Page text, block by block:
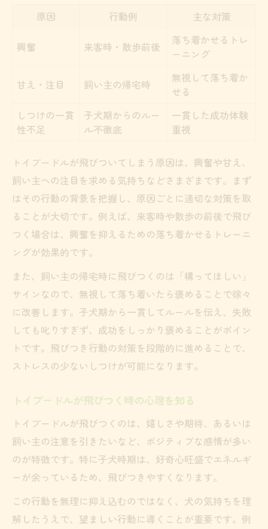
原因 行動例 主な対策
興奮 来客時・散歩前後
落ち着かせるトレ
ーニング
甘え・注目 飼い主の帰宅時
無視して落ち着か
せる
しつけの一貫
性不足
子犬期からのルー
ル不徹底
一貫した成功体験
重視
トイプードルが飛びついてしまう原因は、興奮や甘え、
飼い主への注目を求める気持ちなどさまざまです。まず
はその行動の背景を把握し、原因ごとに適切な対策を取
ることが大切です。例えば、来客時や散歩の前後で飛び
つく場合は、興奮を抑えるための落ち着かせるトレーニ
ングが効果的です。
また、飼い主の帰宅時に飛びつくのは「構ってほしい」
サインなので、無視して落ち着いたら褒めることで徐々
に改善します。子犬期から一貫してルールを伝え、失敗
しても叱りすぎず、成功をしっかり褒めることがポイン
トです。飛びつき行動の対策を段階的に進めることで、
ストレスの少ないしつけが可能になります。
トイプードルが飛びつく時の心理を知る
トイプードルが飛びつくのは、嬉しさや期待、あるいは
飼い主の注意を引きたいなど、ポジティブな感情が多い
のが特徴です。特に子犬時期は、好奇心旺盛でエネルギ
ーが余っているため、飛びつきやすくなります。
この行動を無理に抑え込むのではなく、犬の気持ちを理
解したうえで、望ましい行動に導くことが重要です。例